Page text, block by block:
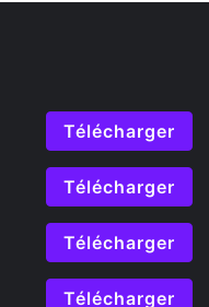
Télécharger
Télécharger
Télécharger
Télécharger